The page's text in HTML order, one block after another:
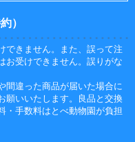
）
できません。また、誤って注
お受けできません。誤りがな
間違った商品が届いた場合に
願いいたします。良品と交換
・手数料はとべ動物園が負担